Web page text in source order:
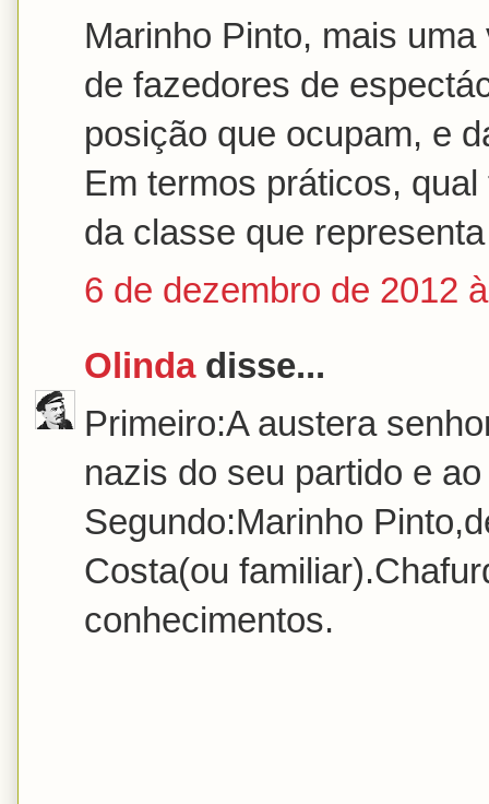
Marinho Pinto, mais
de fazedores de
posição que ocupam, e
Em termos práticos,
da classe que
6 de dezembro de 2012
Olindadisse...
Primeiro:A austera
nazis do seu partido e
Segundo:Marinho
Costa(ou
conhecimentos.